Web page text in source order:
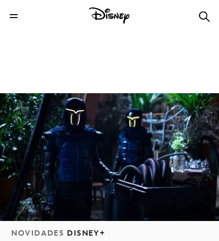
NOVIDADES DISNEY+